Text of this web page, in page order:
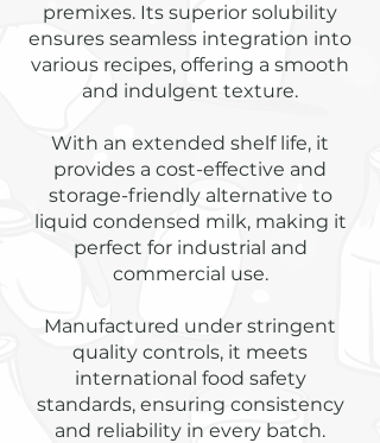
premixes. Its superior solubility
ensures seamless integration into
various recipes, offering a smooth
and indulgent texture.
With an extended shelf life, it
provides a cost-effective and
storage-friendly alternative to
liquid condensed milk, making it
perfect for industrial and
commercial use.
Manufactured under stringent
quality controls, it meets
international food safety
standards, ensuring consistency
and reliability in every batch.